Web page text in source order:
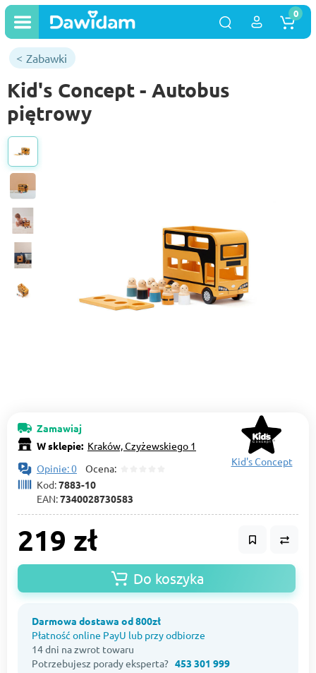
0
Zabawki
Kid's Concept - Autobus
piętrowy
Zamawiaj
W sklepie: Kraków, Czyżewskiego 1
Opinie: 0 Ocena:
Kod:7883-10
EAN:7340028730583
Kid's Concept
219 zł
Do koszyka
Darmowa dostawa od 800zł
Płatność online PayU lub przy odbiorze
14 dni na zwrot towaru
Potrzebujesz porady eksperta? 453 301 999